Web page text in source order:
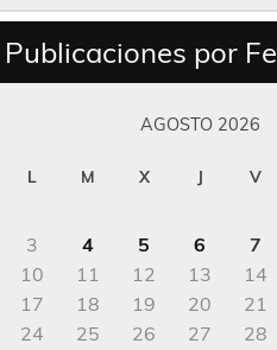
Publicaciones por
AGOSTO 2026
L M X J V
3
4 5 6 7
10
11 12 13 14
17
18 19 20 21
24
25 26 27 28